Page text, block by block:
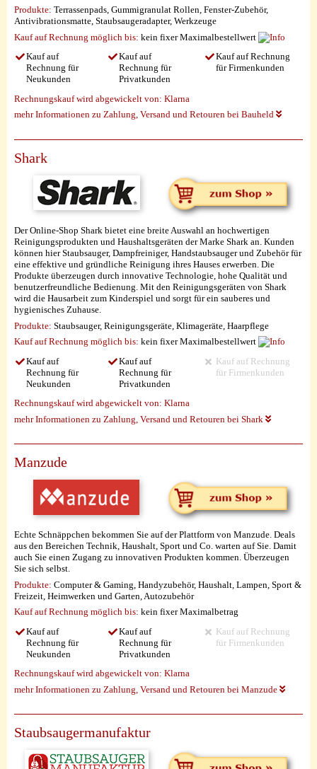
Produkte: Terrassenpads, Gummigranulat Rollen, Fenster-Zubehör,
Antivibrationsmatte, Staubsaugeradapter, Werkzeuge
Kauf auf Rechnung möglich bis: kein fixer Maximalbestellwert
Kauf auf
Rechnung für
Neukunden
Kauf auf
Rechnung für
Privatkunden
Kauf auf Rechnung
für Firmenkunden
Rechnungskauf wird abgewickelt von: Klarna
mehr Informationen zu Zahlung, Versand und Retouren bei Bauheld
Shark
Der Online-Shop Shark bietet eine breite Auswahl an hochwertigen
Reinigungsprodukten und Haushaltsgeräten der Marke Shark an. Kunden
können hier Staubsauger, Dampfreiniger, Handstaubsauger und Zubehör für
eine effektive und gründliche Reinigung ihres Hauses erwerben. Die
Produkte überzeugen durch innovative Technologie, hohe Qualität und
benutzerfreundliche Bedienung. Mit den Reinigungsgeräten von Shark
wird die Hausarbeit zum Kinderspiel und sorgt für ein sauberes und
hygienisches Zuhause.
Produkte: Staubsauger, Reinigungsgeräte, Klimageräte, Haarpflege
Kauf auf Rechnung möglich bis: kein fixer Maximalbestellwert
Kauf auf
Rechnung für
Neukunden
Kauf auf
Rechnung für
Privatkunden
Kauf auf Rechnung
für Firmenkunden
Rechnungskauf wird abgewickelt von: Klarna
mehr Informationen zu Zahlung, Versand und Retouren bei Shark
Manzude
Echte Schnäppchen bekommen Sie auf der Plattform von Manzude. Deals
aus den Bereichen Technik, Haushalt, Sport und Co. warten auf Sie. Damit
auch Sie einen Zugang zu innovativen Produkten kommen. Überzeugen
Sie sich selbst.
Produkte: Computer & Gaming, Handyzubehör, Haushalt, Lampen, Sport &
Freizeit, Heimwerken und Garten, Autozubehör
Kauf auf Rechnung möglich bis: kein fixer Maximalbetrag
Kauf auf
Rechnung für
Neukunden
Kauf auf
Rechnung für
Privatkunden
Kauf auf Rechnung
für Firmenkunden
Rechnungskauf wird abgewickelt von: Klarna
mehr Informationen zu Zahlung, Versand und Retouren bei Manzude
Staubsaugermanufaktur